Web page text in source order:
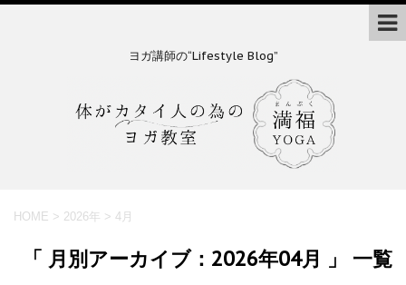
ヨガ講師の“Lifestyle Blog”
HOME > 2026年 > 4月
「 月別アーカイブ：2026年04月 」 一覧